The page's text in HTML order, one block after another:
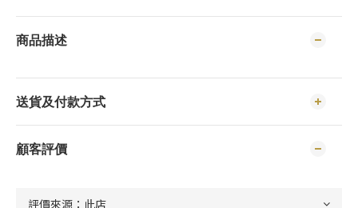
商品描述
送貨及付款方式
顧客評價